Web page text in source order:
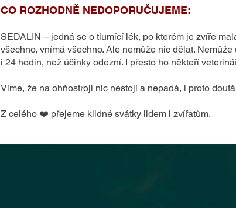
CO ROZHODNĚ NEDOPORUČUJEME:
SEDALIN – jedná se o tlumící lék, po kterém je zvíře
všechno, vnímá všechno. Ale nemůže nic dělat.
i 24 hodin, než účinky odezní. I přesto ho někteří
Víme, že na ohňostroji nic nestojí a nepadá, i proto
Z celého ❤️ přejeme klidné svátky lidem i zvířatům.